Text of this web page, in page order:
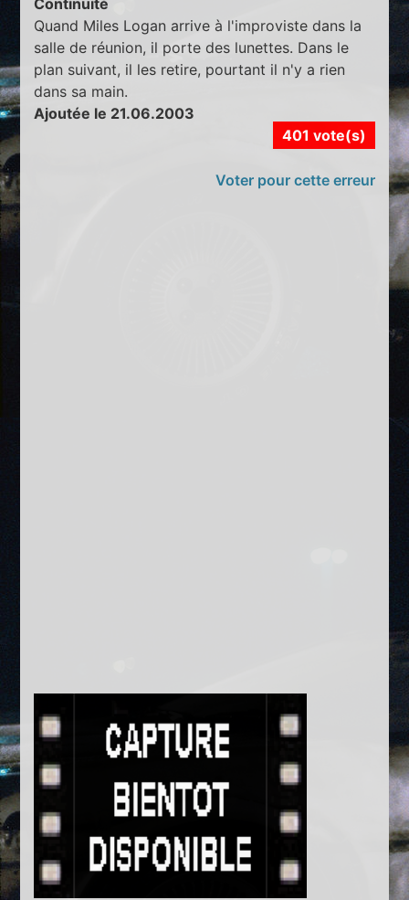
Quand Miles Logan arrive à l'improviste dans la
salle de réunion, il porte des lunettes. Dans le
plan suivant, il les retire, pourtant il n'y a rien
dans sa main.
Ajoutée le 21.06.2003
401 vote(s)
Voter pour cette erreur